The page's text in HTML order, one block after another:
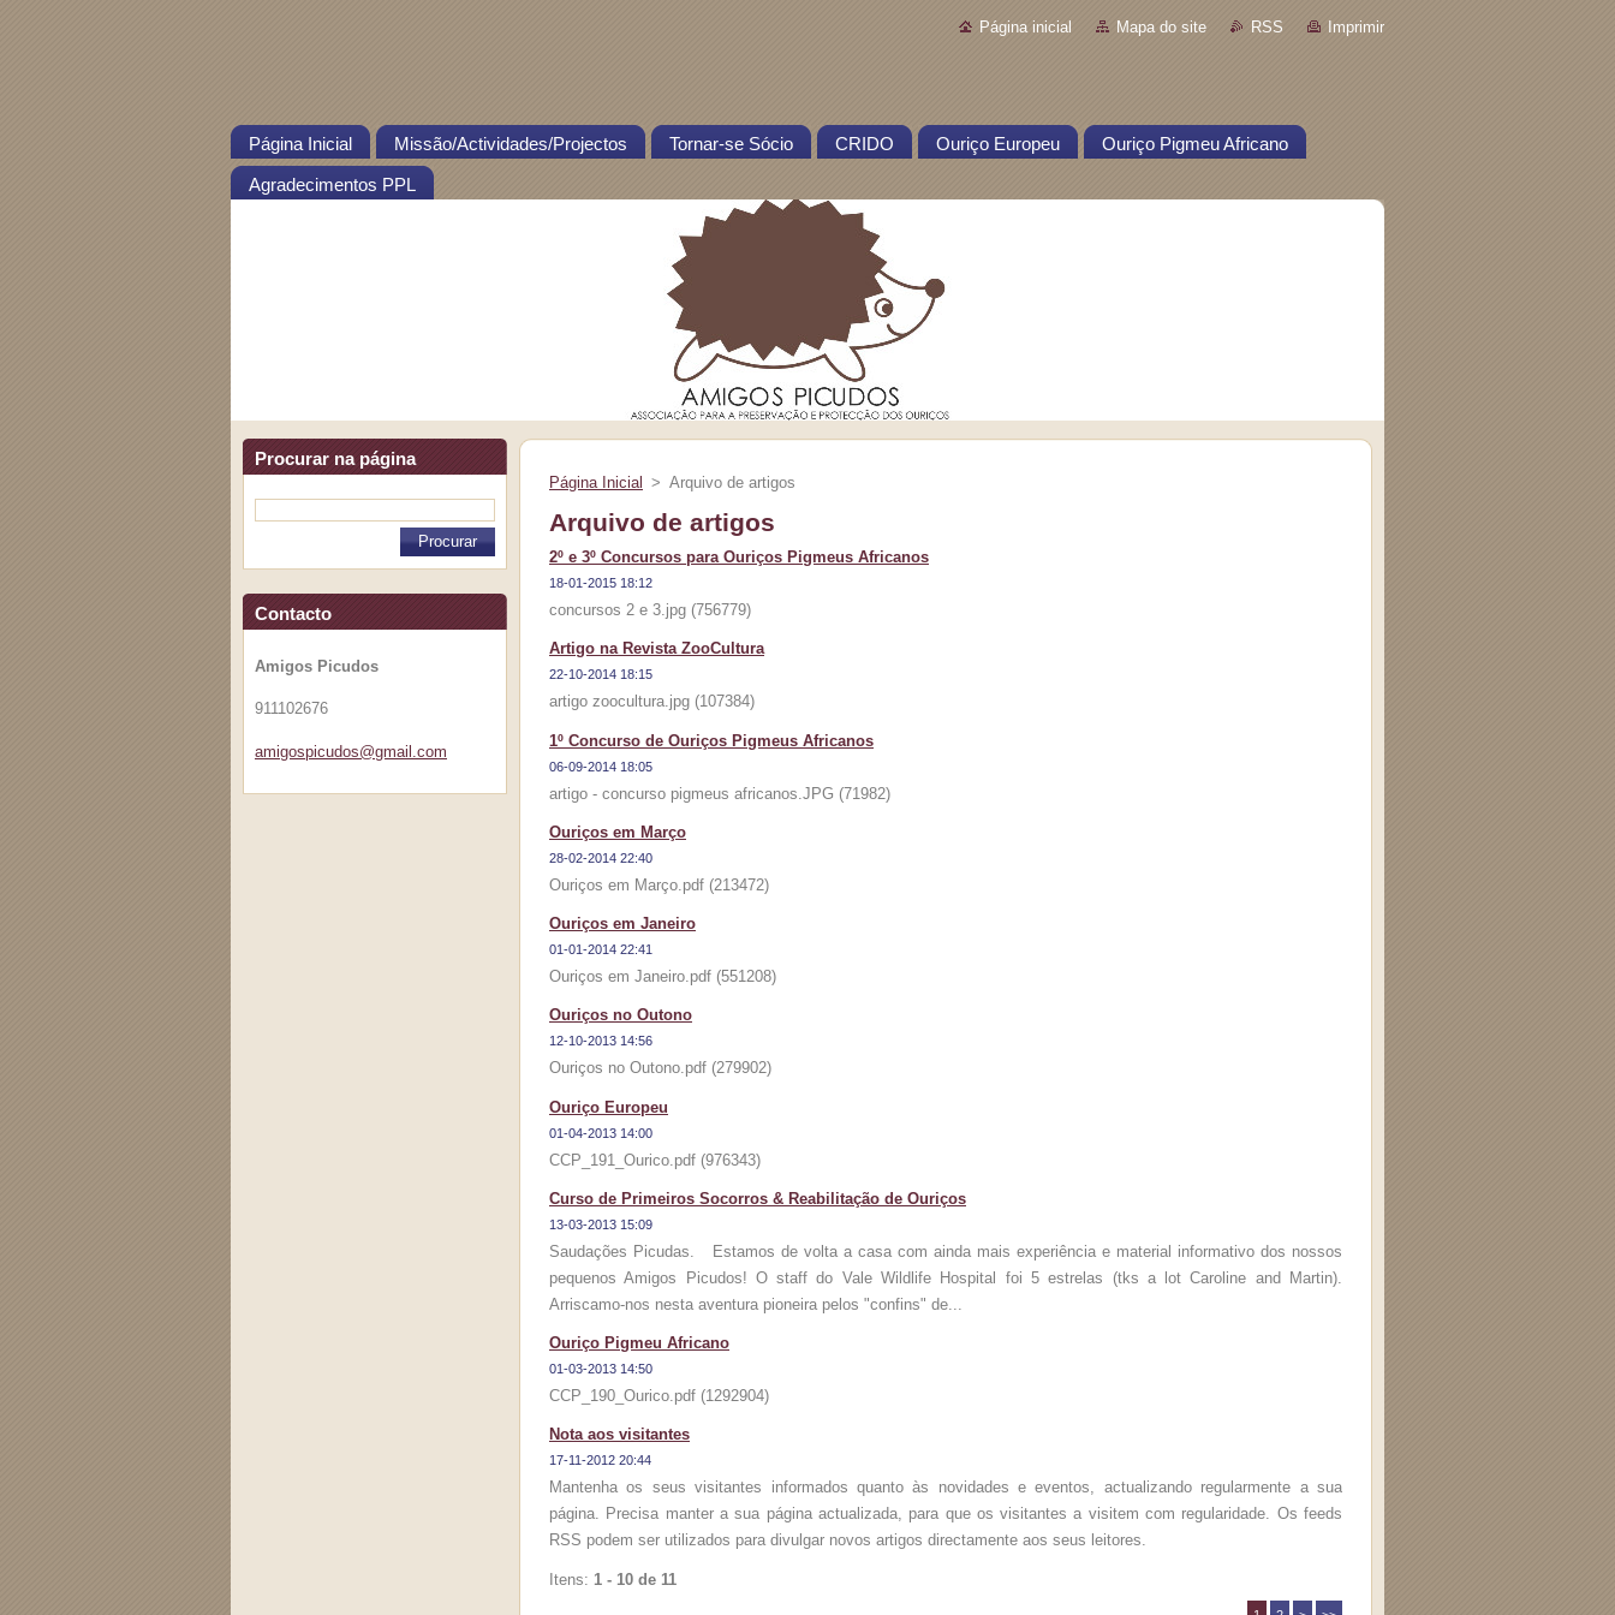
Página inicial Mapa do site RSS Imprimir
Página Inicial Missão/Actividades/Projectos Tornar-se Sócio CRIDO Ouriço Europeu Ouriço Pigmeu Africano
Agradecimentos PPL
Procurar na página
Contacto
Amigos Picudos
911102676
amigospicudos@gmail.com
Página Inicial > Arquivo de artigos
Arquivo de artigos
2º e 3º Concursos para Ouriços Pigmeus Africanos
18-01-2015 18:12
concursos 2 e 3.jpg (756779)
Artigo na Revista ZooCultura
22-10-2014 18:15
artigo zoocultura.jpg (107384)
1º Concurso de Ouriços Pigmeus Africanos
06-09-2014 18:05
artigo - concurso pigmeus africanos.JPG (71982)
Ouriços em Março
28-02-2014 22:40
Ouriços em Março.pdf (213472)
Ouriços em Janeiro
01-01-2014 22:41
Ouriços em Janeiro.pdf (551208)
Ouriços no Outono
12-10-2013 14:56
Ouriços no Outono.pdf (279902)
Ouriço Europeu
01-04-2013 14:00
CCP_191_Ourico.pdf (976343)
Curso de Primeiros Socorros & Reabilitação de Ouriços
13-03-2013 15:09
Saudações Picudas. Estamos de volta a casa com ainda mais experiência e material informativo dos nossos
pequenos Amigos Picudos! O staff do Vale Wildlife Hospital foi 5 estrelas (tks a lot Caroline and Martin).
Arriscamo-nos nesta aventura pioneira pelos "confins" de...
Ouriço Pigmeu Africano
01-03-2013 14:50
CCP_190_Ourico.pdf (1292904)
Nota aos visitantes
17-11-2012 20:44
Mantenha os seus visitantes informados quanto às novidades e eventos, actualizando regularmente a sua
página. Precisa manter a sua página actualizada, para que os visitantes a visitem com regularidade. Os feeds
RSS podem ser utilizados para divulgar novos artigos directamente aos seus leitores.
Itens: 1 - 10 de 11